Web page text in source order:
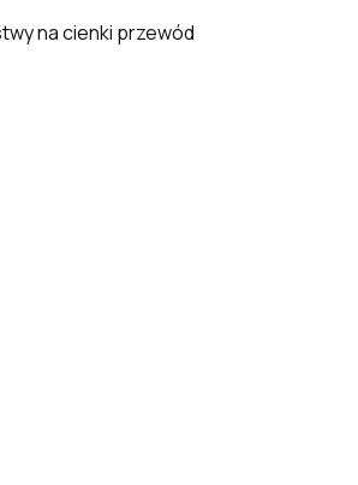
na cienki przewód